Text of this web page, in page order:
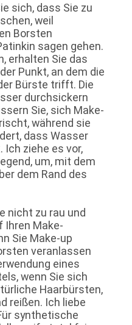
sich, dass Sie zu
weil
Borsten
sagen gehen.
erhalten Sie das
Punkt, an dem die
Bürste trifft. Die
durchsickern
Sie, sich Make-
während sie
dass Wasser
ziehe es vor,
um, mit dem
dem Rand des
nicht zu rau und
Ihren Make-
Sie Make-up
veranlassen
eines
wenn Sie sich
Haarbürsten,
reißen. Ich liebe
synthetische